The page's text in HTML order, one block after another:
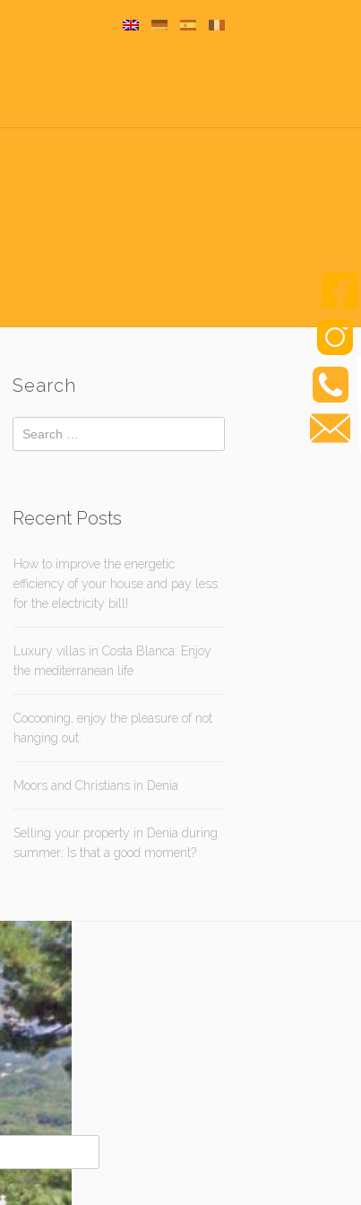
Search
Recent Posts
How to improve the energetic
efficiency of your house and pay less
for the electricity bill!
Luxury villas in Costa Blanca: Enjoy
the mediterranean life
Cocooning, enjoy the pleasure of not
hanging out.
Moors and Christians in Denia
Selling your property in Denia during
summer: Is that a good moment?